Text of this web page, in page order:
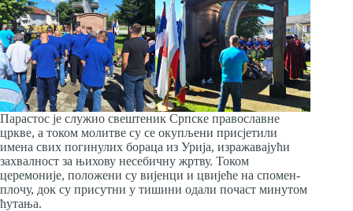
Парастос је служио свештеник Српске православне
цркве, а током молитве су се окупљени присјетили
имена свих погинулих бораца из Урија, изражавајући
захвалност за њихову несебичну жртву. Током
церемоније, положени су вијенци и цвијеће на спомен-
плочу, док су присутни у тишини одали почаст минутом
ћутања.